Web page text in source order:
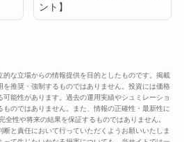
ント】
な立場からの情報提供を目的としたものです。掲載
を推奨・強制するものではありません。投資には価格
能性があります。過去の運用実績やシュミレーショ
のではありません。また、情報の正確性・最新性に
全性や将来の結果を保証するものではありません。
と責任において行っていただくようお願いいたしま